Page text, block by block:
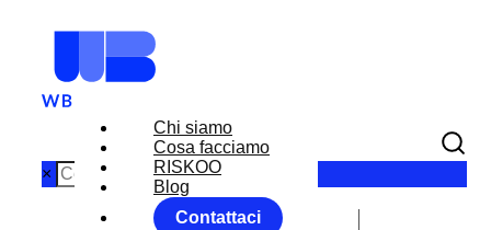
Chi siamo
Cosa facciamo
RISKOO
Blog
Contattaci
×